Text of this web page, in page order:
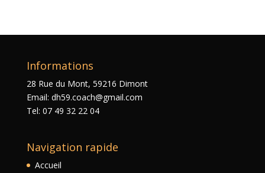
Informations
28 Rue du Mont, 59216 Dimont
Email: dh59.coach@gmail.com
Tel: 07 49 32 22 04
Navigation rapide
Accueil